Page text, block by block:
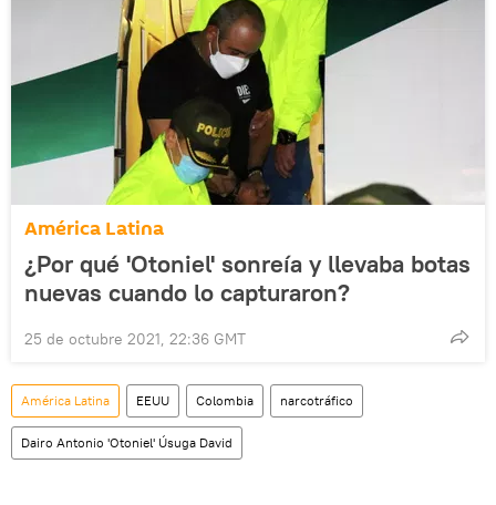
América Latina
¿Por qué 'Otoniel' sonreía y llevaba botas
nuevas cuando lo capturaron?
25 de octubre 2021, 22:36 GMT
América Latina EEUU Colombia narcotráfico
Dairo Antonio 'Otoniel' Úsuga David